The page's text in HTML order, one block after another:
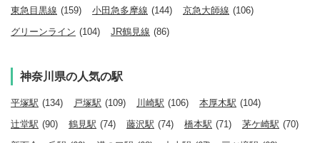
東急目黒線 (159) 小田急多摩線 (144) 京急大師線 (106)
グリーンライン (104) JR鶴見線 (86)
神奈川県の人気の駅
平塚駅 (134) 戸塚駅 (109) 川崎駅 (106) 本厚木駅 (104)
辻堂駅 (90) 鶴見駅 (74) 藤沢駅 (74) 橋本駅 (71) 茅ケ崎駅 (70)